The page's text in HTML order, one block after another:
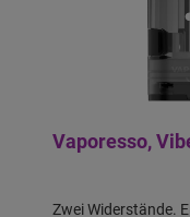
Vaporesso,
Zwei Widerstände.